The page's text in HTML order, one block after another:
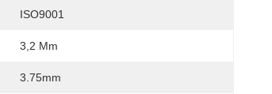
ISO9001
3,2 Mm
3.75mm